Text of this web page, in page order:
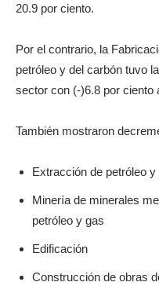
20.9 por ciento.
Por el contrario, la
petróleo y del carbón tuvo
sector con (-)6.8 por ciento
También mostraron
Extracción de petróleo y
Minería de minerales
petróleo y gas
Edificación
Construcción de obras